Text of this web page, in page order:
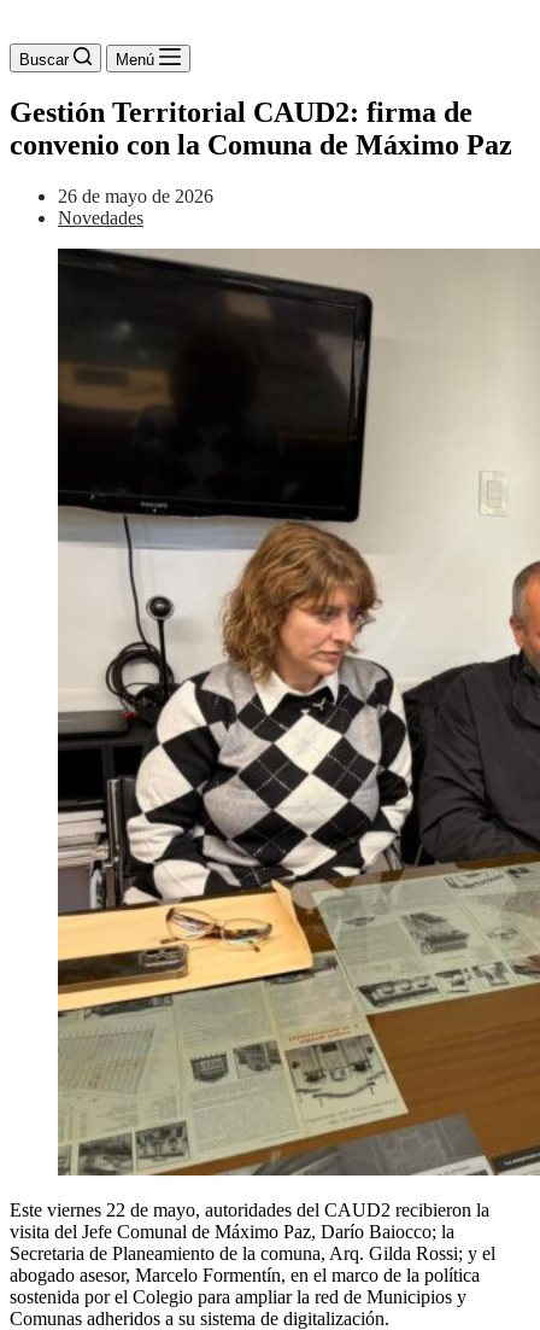
Buscar Menú
Gestión Territorial CAUD2: firma de
convenio con la Comuna de Máximo Paz
26 de mayo de 2026
Novedades
Este viernes 22 de mayo, autoridades del CAUD2 recibieron la
visita del Jefe Comunal de Máximo Paz, Darío Baiocco; la
Secretaria de Planeamiento de la comuna, Arq. Gilda Rossi; y el
abogado asesor, Marcelo Formentín, en el marco de la política
sostenida por el Colegio para ampliar la red de Municipios y
Comunas adheridos a su sistema de digitalización.